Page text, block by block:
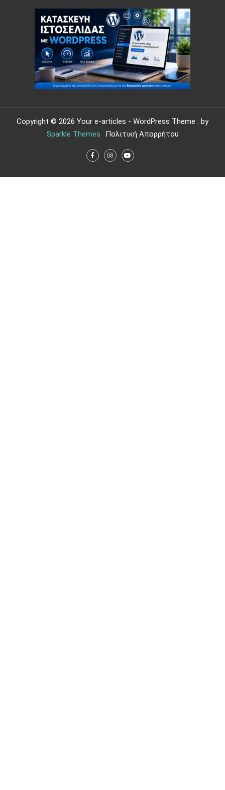
Copyright © 2026 Your e-articles - WordPress Theme : by
Sparkle Themes
Πολιτική Απορρήτου